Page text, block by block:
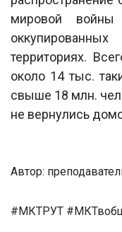
мировой
территориях.
около 14 тыс.
свыше 18 млн.
не вернулись
Автор:
#МКТРУТ